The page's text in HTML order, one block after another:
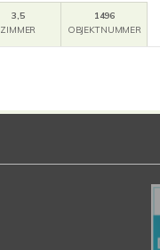
3,5
ZIMMER
1496
OBJEKTNUMMER